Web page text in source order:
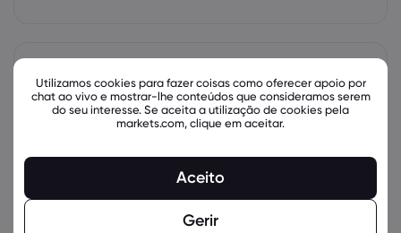
Venda Comprar Alteração (%):
Utilizamos cookies para fazer coisas como oferecer apoio por
chat ao vivo e mostrar-lhe conteúdos que consideramos serem
do seu interesse. Se aceita a utilização de cookies pela
markets.com, clique em aceitar.
Aceito
Gerir